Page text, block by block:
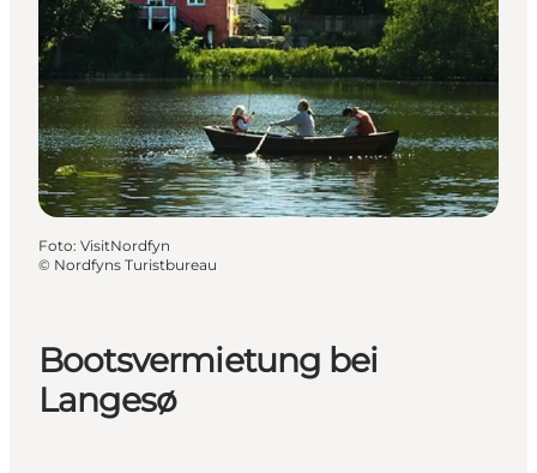
Essen und Trinken
Unterkünfte
Erlebnisbuchung
Für Kinder
Bootsvermietung bei
Langesø
Foto: VisitNordfyn
© Nordfyns Turistbureau